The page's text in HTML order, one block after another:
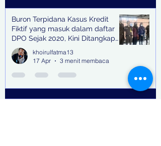
Buron Terpidana Kasus Kredit
Fiktif yang masuk dalam daftar
DPO Sejak 2020, Kini Ditangkap
Kejari Surabaya
khoirulfatma13
17 Apr
3 menit membaca